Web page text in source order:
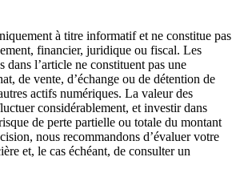
à titre informatif et ne constitue pas
financier, juridique ou fiscal. Les
dans l’article ne constituent pas une
de vente, d’échange ou de détention de
actifs numériques. La valeur des
considérablement, et investir dans
de perte partielle ou totale du montant
nous recommandons d’évaluer votre
et, le cas échéant, de consulter un